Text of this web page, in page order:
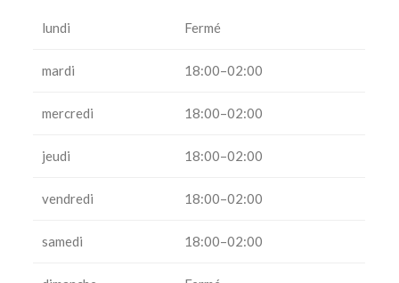
lundi Fermé
mardi 18:00–02:00
mercredi 18:00–02:00
jeudi 18:00–02:00
vendredi 18:00–02:00
samedi 18:00–02:00